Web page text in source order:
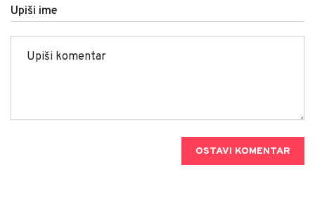
Upiši ime
OSTAVI KOMENTAR